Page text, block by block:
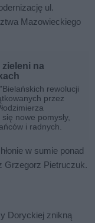
ul.
Mazowieckiego
zieleni na
rewolucji
przez
nowe pomysły,
i radnych.
w sumie ponad
Grzegorz Pietruczuk.
Doryckiej znikną